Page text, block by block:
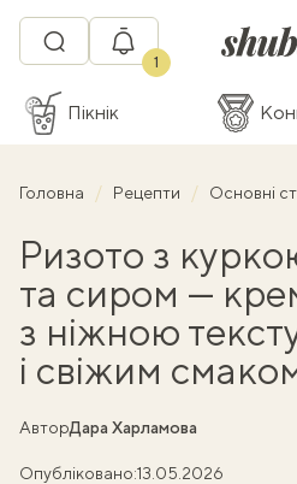
1
Пікнік
Головна Рецепти Основні
Ризото з
та сиром —
з ніжною
і свіжим
АвторДара Харламова
Опубліковано:13.05.2026